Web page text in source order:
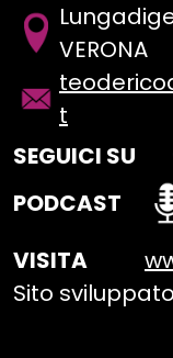
VERONA
t
SEGUICI SU
PODCAST
VISITA
Sito